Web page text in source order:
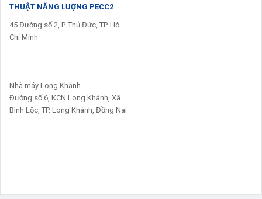
THUẬT NĂNG LƯỢNG PECC2
45 Đường số 2, P. Thủ Đức, TP. Hò
Chí Minh
Nhà máy Long Khánh
Đường số 6, KCN Long Khánh, Xã
Bình Lộc, TP. Long Khánh, Đồng Nai